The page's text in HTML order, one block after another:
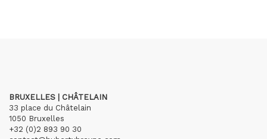
BRUXELLES | CHÂTELAIN
33 place du Châtelain
1050 Bruxelles
+32 (0)2 893 90 30